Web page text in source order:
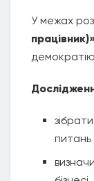
У межах
працівник)»
питань